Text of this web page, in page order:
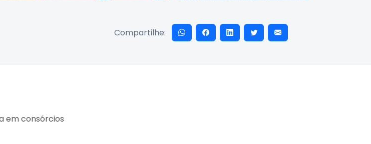
Compartilhe:
em consórcios